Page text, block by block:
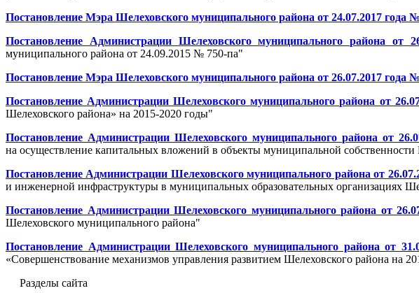
Постановление Мэра Шелеховского муниципального района от 24.07.2017 года
Постановление Администрации Шелеховского муниципального района от
муниципального района от 24.09.2015 № 750-па"
Постановление Мэра Шелеховского муниципального района от 26.07.2017 года
Постановление Администрации Шелеховского муниципального района от
Шелеховского района» на 2015-2020 годы"
Постановление Администрации Шелеховского муниципального района от
на осуществление капитальных вложений в объекты муниципальной
Постановление Администрации Шелеховского муниципального района от
и инженерной инфраструктуры в муниципальных образовательных организациях
Постановление Администрации Шелеховского муниципального района от
Шелеховского муниципального района"
Постановление Администрации Шелеховского муниципального района от
«Совершенствование механизмов управления развитием Шелеховского района на
Разделы сайта